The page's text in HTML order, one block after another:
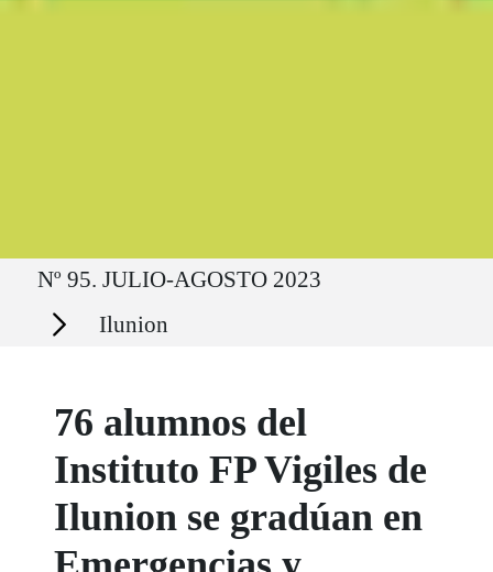
Ruta del sitio
Nº 95. JULIO-AGOSTO 2023
Secciones Ilunion
76 alumnos del
Instituto FP Vigiles de
Ilunion se gradúan en